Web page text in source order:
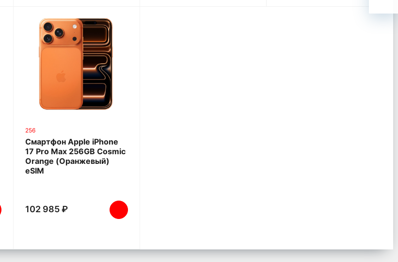
256
Смартфон Apple iPhone
17 Pro Max 256GB Cosmic
Orange (Оранжевый)
eSIM
102 985 ₽